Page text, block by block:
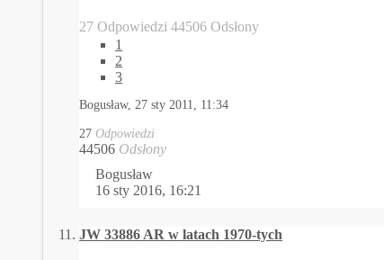
27 Odpowiedzi 44506 Odsłony
1
2
3
Bogusław, 27 sty 2011, 11:34
27 Odpowiedzi
44506 Odsłony
Bogusław
16 sty 2016, 16:21
JW 33886 AR w latach 1970-tych